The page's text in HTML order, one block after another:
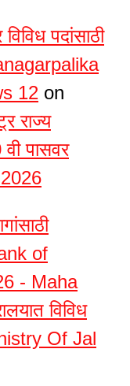
पदांसाठी
12 on
राज्य
पासवर
of
- Maha
विविध
Of Jal